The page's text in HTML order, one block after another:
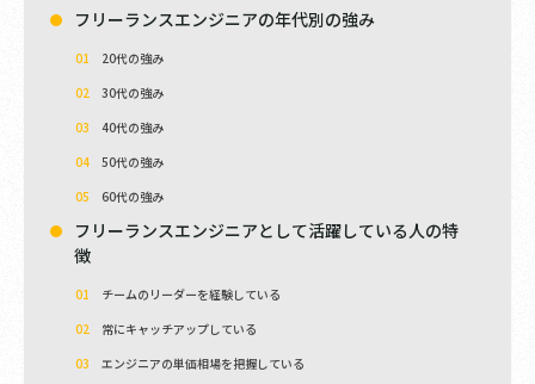
フリーランスエンジニアの年代別の強み
20代の強み
30代の強み
40代の強み
50代の強み
60代の強み
フリーランスエンジニアとして活躍している人の特
徴
チームのリーダーを経験している
常にキャッチアップしている
エンジニアの単価相場を把握している